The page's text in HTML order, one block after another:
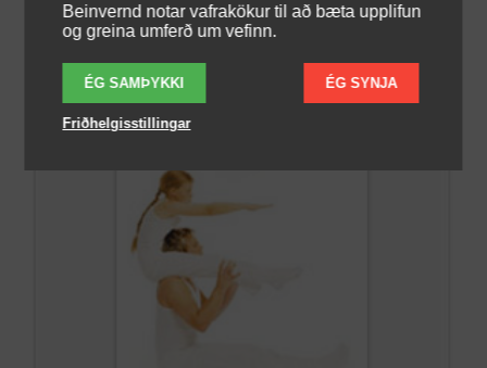
Beinvernd notar vafrakökur til að bæta upplifun
og greina umferð um vefinn.
ÉG SAMÞYKKI ÉG SYNJA
Friðhelgisstillingar